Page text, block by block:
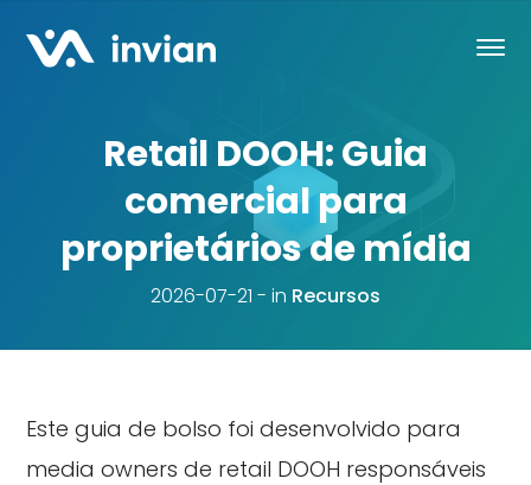
Retail DOOH: Guia
comercial para
proprietários de mídia
2026-07-21 in Recursos
Este guia de bolso foi desenvolvido para
media owners de retail DOOH responsáveis